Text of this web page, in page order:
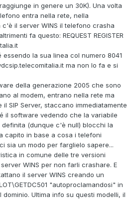
in genere un 30K). Una volta
entra nella rete, nella
il server WINS il telefono crasha
fa questo: REQUEST REGISTER
la sua linea col numero 8041
ma non lo fa e si
della generazione 2005 che sono
al modem, entrano nella rete ma
SIP Server, staccano immediatamente
il software vedendo che la variabile
definita (dunque c'è null) blocchi la
capito in base a cosa i telefoni
sia un modo per farglielo sapere...
in comune delle tre versioni
WINS per non farli crashare. E
il server WINS creando un
"autoproclamandosi" in
Ultima info su questi modelli, il